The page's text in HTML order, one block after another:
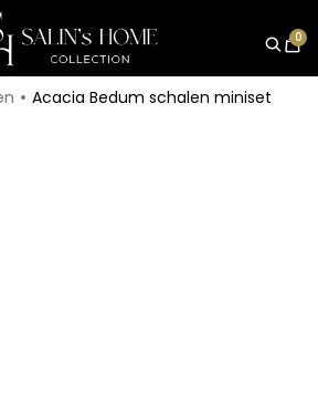
0
Acacia Bedum schalen miniset